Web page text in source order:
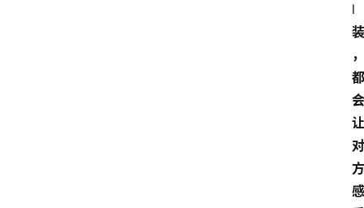
l
装
，
都
会
让
对
方
感